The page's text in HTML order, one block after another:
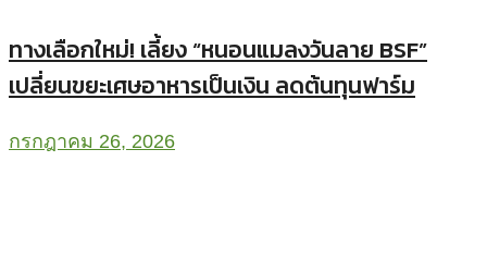
ทางเลือกใหม่! เลี้ยง “หนอนแมลงวันลาย BSF”
เปลี่ยนขยะเศษอาหารเป็นเงิน ลดต้นทุนฟาร์ม
กรกฎาคม 26, 2026